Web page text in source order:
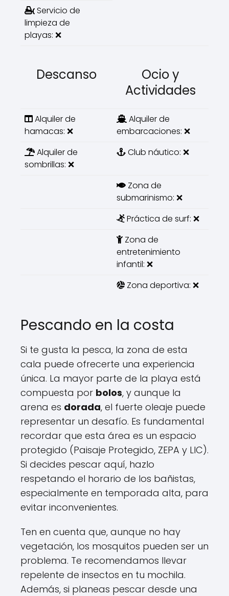
Servicio de
limpieza de
playas: ❌
Descanso
Ocio y
Actividades
Alquiler de
hamacas: ❌
Alquiler de
embarcaciones: ❌
Alquiler de
sombrillas: ❌
Club náutico: ❌
Zona de
submarinismo: ❌
Práctica de surf: ❌
Zona de
entretenimiento
infantil: ❌
Zona deportiva: ❌
Pescando en la costa
Si te gusta la pesca, la zona de esta
cala puede ofrecerte una experiencia
única. La mayor parte de la playa está
compuesta por bolos, y aunque la
arena es dorada, el fuerte oleaje puede
representar un desafío. Es fundamental
recordar que esta área es un espacio
protegido (Paisaje Protegido, ZEPA y LIC).
Si decides pescar aquí, hazlo
respetando el horario de los bañistas,
especialmente en temporada alta, para
evitar inconvenientes.
Ten en cuenta que, aunque no hay
vegetación, los mosquitos pueden ser un
problema. Te recomendamos llevar
repelente de insectos en tu mochila.
Además, si planeas pescar desde una